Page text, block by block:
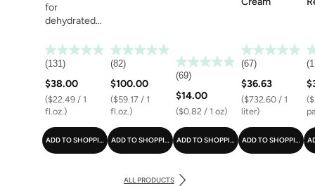
for
dehydrated
(131)
$38.00
($22.49 / 1
fl.oz.)
ADD TO SHOPPING CART
(82)
$100.00
($59.17 / 1
fl.oz.)
ADD TO SHOPPING CART
(69)
$14.00
($0.82 / 1 oz)
ADD TO SHOPPING CART
(67)
$36.63
($732.60 / 1
liter)
ADD TO SHOPPING
ALL PRODUCTS